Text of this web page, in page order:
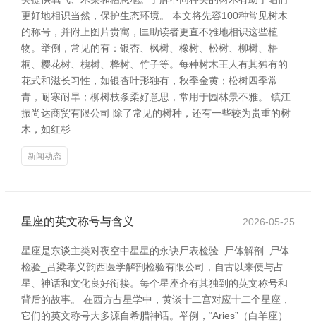
更好地相识当然，保护生态环境。 本文将先容100种常见树木
的称号，并附上图片贵寓，匡助读者更直不雅地相识这些植
物。举例，常见的有：银杏、枫树、橡树、松树、柳树、梧
桐、樱花树、槐树、桦树、竹子等。每种树木王人有其独有的
花式和滋长习性，如银杏叶形独有，秋季金黄；松树四季常
青，耐寒耐旱；柳树枝条柔好意思，常用于园林景不雅。 镇江
振尚达商贸有限公司 除了常见的树种，还有一些较为贵重的树
木，如红杉
新闻动态
星座的英文称号与含义 2026-05-25
星座是东谈主类对夜空中星星的永诀尸表检验_尸体解剖_尸体
检验_吕梁孝义韵西医学解剖检验有限公司，自古以来便与占
星、神话和文化良好衔接。每个星座齐有其独到的英文称号和
背后的故事。 在西方占星学中，黄谈十二宫对应十二个星座，
它们的英文称号大多源自希腊神话。举例，“Aries”（白羊座）